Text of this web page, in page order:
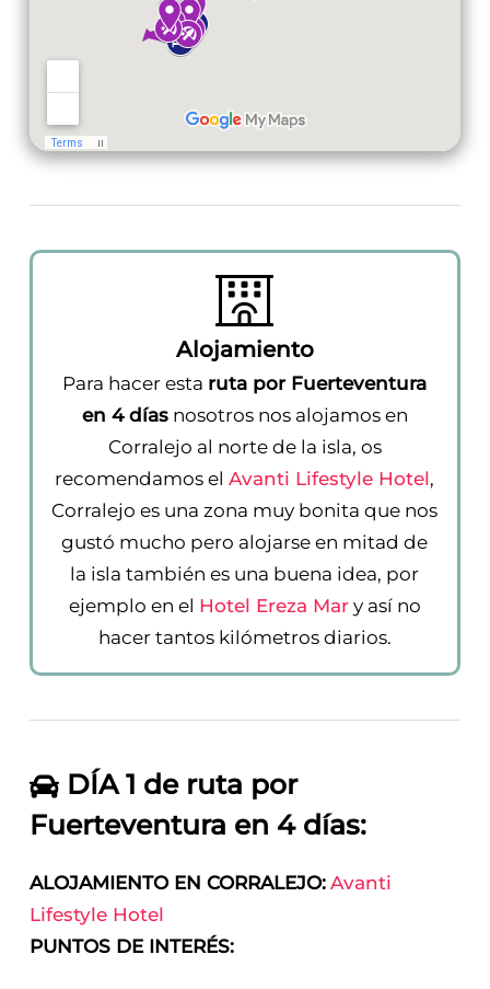
Alojamiento
Para hacer esta ruta por Fuerteventura
en 4 díasnosotros nos alojamos en
Corralejo al norte de la isla, os
recomendamos elAvanti Lifestyle Hotel,
Corralejo es una zona muy bonita que nos
gustó mucho pero alojarse en mitad de
la isla también es una buena idea, por
ejemplo en el Hotel Ereza Mary así no
hacer tantos kilómetros diarios.
DÍA 1 de ruta por
Fuerteventura en 4 días:
ALOJAMIENTO EN CORRALEJO: Avanti
Lifestyle Hotel
PUNTOS DE INTERÉS: